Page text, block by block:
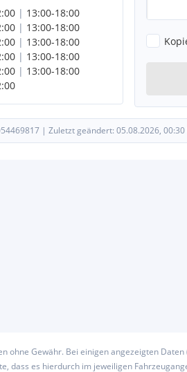
Assistent
Berganfahrtshilfe
| 13:00-18:00
| 13:00-18:00
| 13:00-18:00
| 13:00-18:00
| 13:00-18:00
| Zuletzt geändert: 05.08.2026, 00:30
ohne Gewähr. Bei einigen angezeigten
dass es hierdurch im jeweiligen